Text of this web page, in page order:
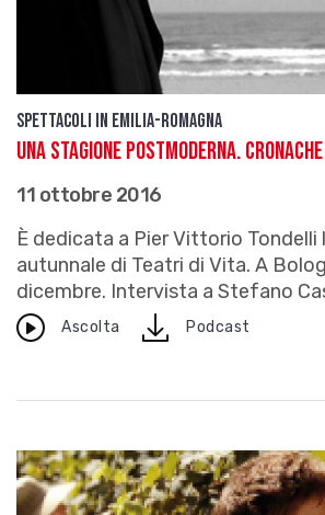
Spettacoli in Emilia-Romagna
Una Stagione postmoderna.
11 ottobre 2016
È dedicata a Pier Vittorio Tondelli
autunnale di Teatri di Vita. A
dicembre. Intervista a Stefano
Ascolta downloadPodcast